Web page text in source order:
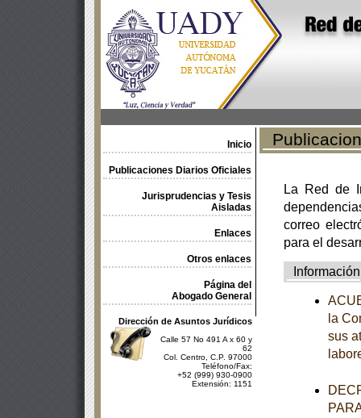
Inicio
Publicaciones Diarios Oficiales
Jurisprudencias y Tesis
Aisladas
Enlaces
Otros enlaces
Página del
Abogado General
Dirección de Asuntos Jurídicos
Calle 57 No 491 A x 60 y
62
Col. Centro, C.P. 97000
Teléfono/Fax:
+52 (999) 930-0900
Extensión: 1151
La Red de
correo
para el
Información
la
sus